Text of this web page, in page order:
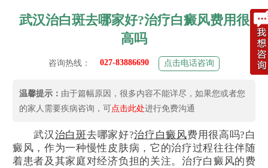
武汉治白斑去哪家好?治疗白癜风费用很
高吗
咨询热线： 027-83886690 点击电话咨询
温馨提示： 由于篇幅原因，很多内容不能详尽，如果您或者您
的家人需要疾病咨询，可点击此处进行免费沟通
武汉治白斑去哪家好?治疗白癜风费用很高吗?白
癜风，作为一种慢性皮肤病，它的治疗过程往往伴随
着患者及其家庭对经济负担的关注。治疗白癜风的费